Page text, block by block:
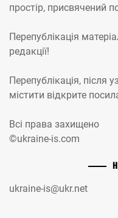
простір, присвячений
Перепублікація
редакції!
Перепублікація, після
містити відкрите
Всі права захищено
©ukraine-is.com
ukraine-is@ukr.net